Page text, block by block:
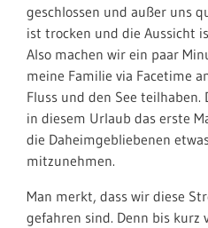
geschlossen und außer uns
ist trocken und die Aussicht
Also machen wir ein paar
meine Familie via Facetime
Fluss und den See teilhaben.
in diesem Urlaub das erste
die Daheimgebliebenen
mitzunehmen.
Man merkt, dass wir diese
gefahren sind. Denn bis kurz